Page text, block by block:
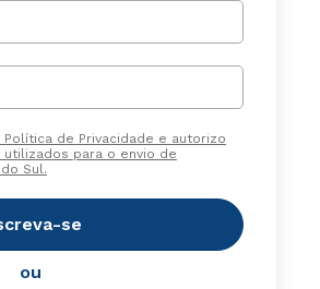
de Privacidade e autorizo
para o envio de
Sul.
se
ou